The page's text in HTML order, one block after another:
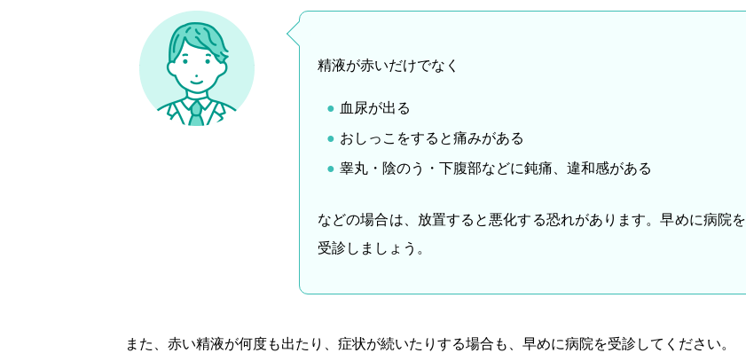
精液が赤いだけでなく
血尿が出る
おしっこをすると痛みがある
睾丸・陰のう・下腹部などに鈍痛、違和感がある
などの場合は、放置すると悪化する恐れがあります。早めに病院を
受診しましょう。
また、赤い精液が何度も出たり、症状が続いたりする場合も、早めに病院を受診してください。